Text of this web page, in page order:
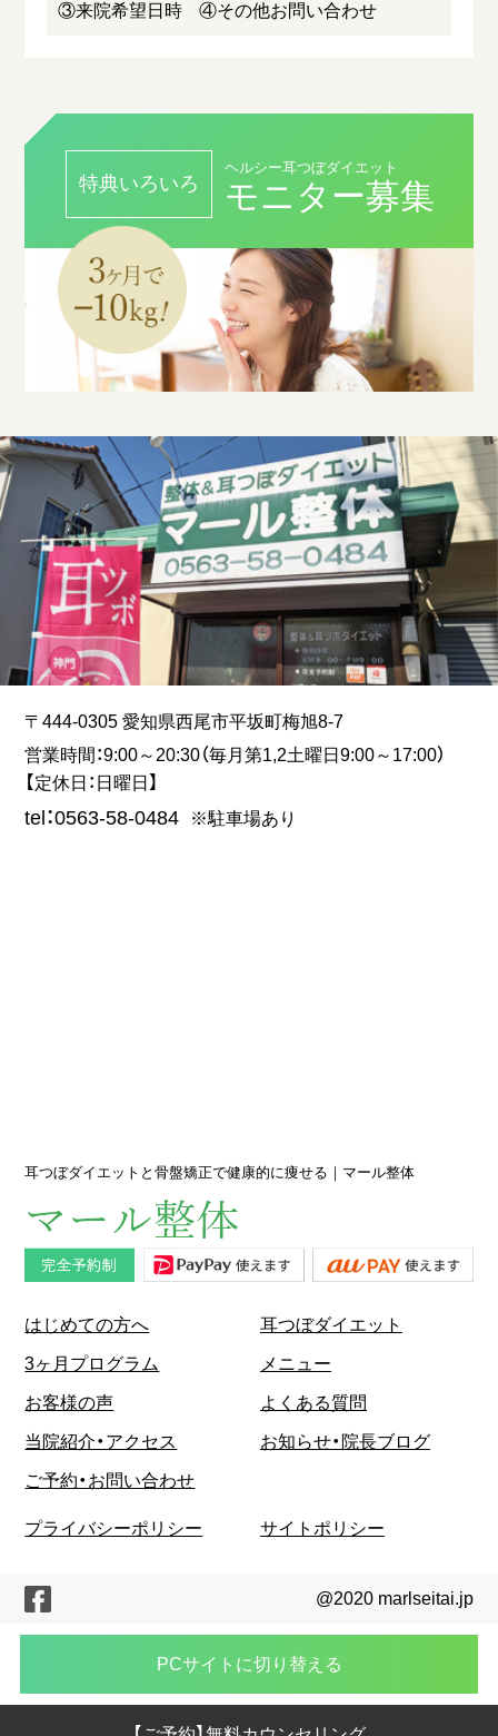
③来院希望日時
④その他お問い合わせ
特典いろいろ
ヘルシー耳つぼダイエット
モニター募集
〒444-0305 愛知県西尾市平坂町梅旭8-7
営業時間：9:00～20:30（毎月第1,2土曜日9:00～17:00）
【定休日：日曜日】
tel：0563-58-0484 ※駐車場あり
耳つぼダイエットと骨盤矯正で健康的に痩せる｜マール整体
はじめての方へ 耳つぼダイエット
3ヶ月プログラム メニュー
お客様の声 よくある質問
当院紹介・アクセス お知らせ・院長ブログ
ご予約・お問い合わせ
プライバシーポリシー サイトポリシー
@2020 marlseitai.jp
PCサイトに切り替える